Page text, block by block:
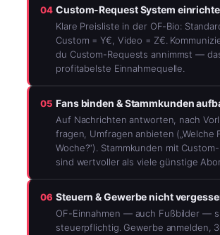
04 Custom-Request System
Klare Preisliste in der OF-Bio:
Custom = Y€, Video = Z€.
du Custom-Requests annimmst —
profitabelste Einnahmequelle.
05 Fans binden & Stammkunden
Auf Nachrichten antworten, nach
fragen, Umfragen anbieten („Welche
Woche?“). Stammkunden mit
sind wertvoller als viele günstige
06 Steuern & Gewerbe nicht
OF-Einnahmen — auch Fußbilder —
steuerpflichtig. Gewerbe anmelden,